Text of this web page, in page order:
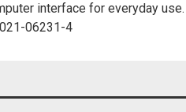
interface for everyday use.
06231-4